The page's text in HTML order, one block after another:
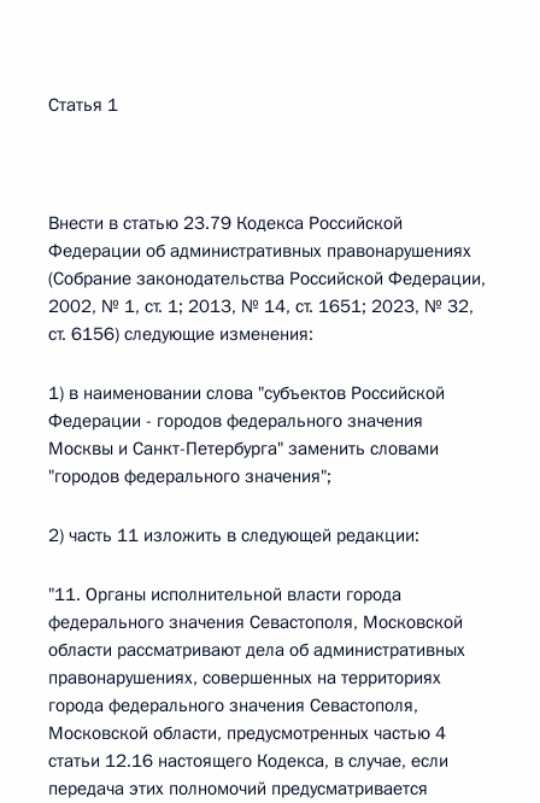
Статья 1
Внести в статью 23.79 Кодекса Российской
Федерации об административных правонарушениях
(Собрание законодательства Российской Федерации,
2002, № 1, ст. 1; 2013, № 14, ст. 1651; 2023, № 32,
ст. 6156) следующие изменения:
1) в наименовании слова "субъектов Российской
Федерации - городов федерального значения
Москвы и Санкт-Петербурга" заменить словами
"городов федерального значения";
2) часть 11 изложить в следующей редакции:
"11. Органы исполнительной власти города
федерального значения Севастополя, Московской
области рассматривают дела об административных
правонарушениях, совершенных на территориях
города федерального значения Севастополя,
Московской области, предусмотренных частью 4
статьи 12.16 настоящего Кодекса, в случае, если
передача этих полномочий предусматривается